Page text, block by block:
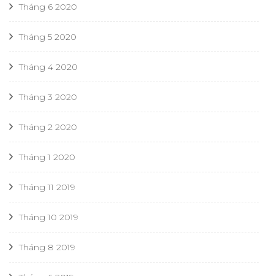
Tháng 6 2020
Tháng 5 2020
Tháng 4 2020
Tháng 3 2020
Tháng 2 2020
Tháng 1 2020
Tháng 11 2019
Tháng 10 2019
Tháng 8 2019